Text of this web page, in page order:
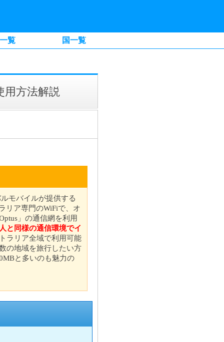
覧 国一覧
用方法解説
モバイルが提供する
リア専門のWiFiで、オ
」の通信網を利用
と同様の通信環境でイ
ラリア全域で利用可能
の地域を旅行したい方
と多いのも魅力の